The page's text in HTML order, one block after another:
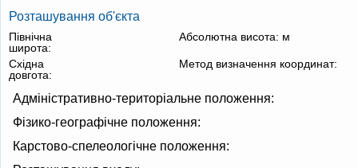
Розташування об'єкта
Північна
широта:
Абсолютна висота: м
Східна
довгота:
Метод визначення координат:
Адміністративно-територіальне положення:
Фізико-географічне положення:
Карстово-спелеологічне положення: